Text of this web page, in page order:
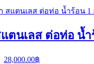
฿.
22,500.00฿.
ตนเลส ต่อท่อ น้ำ
Original
28,000.00฿